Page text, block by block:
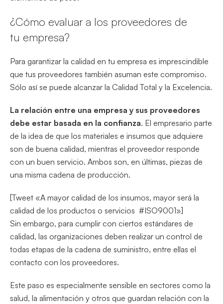
¿Cómo evaluar a los proveedores de
tu empresa?
Para garantizar la calidad en tu empresa es imprescindible
que tus proveedores también asuman este compromiso.
Sólo así se puede alcanzar la Calidad Total y la Excelencia.
La relación entre una empresa y sus proveedores
debe estar basada en la confianza. El empresario parte
de la idea de que los materiales e insumos que adquiere
son de buena calidad, mientras el proveedor responde
con un buen servicio. Ambos son, en últimas, piezas de
una misma cadena de producción.
[Tweet «A mayor calidad de los insumos, mayor será la
calidad de los productos o servicios #ISO9001»]
Sin embargo, para cumplir con ciertos estándares de
calidad, las organizaciones deben realizar un control de
todas etapas de la cadena de suministro, entre ellas el
contacto con los proveedores.
Este paso es especialmente sensible en sectores como la
salud, la alimentación y otros que guardan relación con la